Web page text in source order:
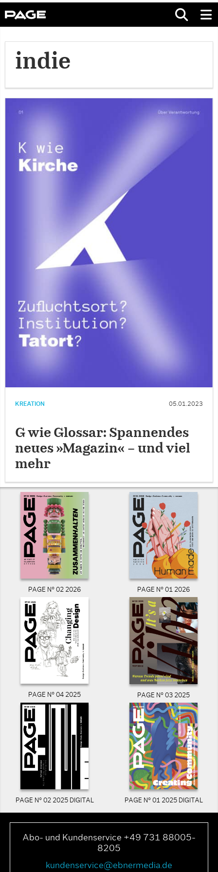
indie
KREATION 05.01.2023
G wie Glossar: Spannendes
neues »Magazin« – und viel
mehr
PAGE N° 02 2026 PAGE N° 01 2026
PAGE N° 04 2025 PAGE N° 03 2025
PAGE N° 02 2025 DIGITAL PAGE N° 01 2025 DIGITAL
Abo- und Kundenservice +49 731 88005-
8205
kundenservice@ebnermedia.de